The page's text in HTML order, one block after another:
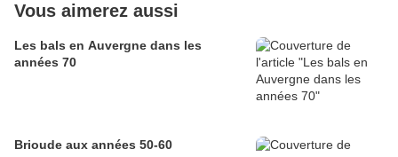
Vous aimerez aussi
Les bals en Auvergne dans les
années 70
Brioude aux années 50-60